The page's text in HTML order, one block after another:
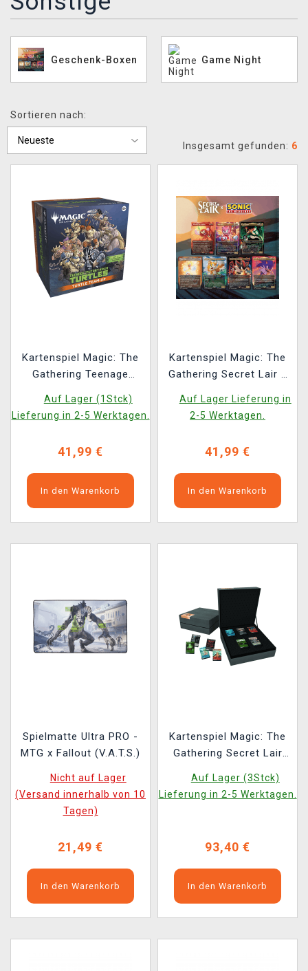
XZONE CLUB
Geschenk-Boxen Game Night
Sortieren nach:
Insgesamt gefunden: 6
Kartenspiel Magic: The
Gathering Teenage
Turtle Team-Up
(ENGLISCHE VERSION)
Auf Lager (1Stck)
Lieferung in 2-5 Werktagen.
41,99 €
In den Warenkorb
Kartenspiel Magic: The
Gathering Secret Lair x
(ENGLISCHE VERSION)
Auf Lager Lieferung in
2-5 Werktagen.
41,99 €
In den Warenkorb
Spielmatte Ultra PRO -
MTG x Fallout (V.A.T.S.)
Nicht auf Lager
(Versand innerhalb von 10
Tagen)
21,49 €
In den Warenkorb
Kartenspiel Magic: The
Gathering Secret Lair
Graue Box (ENGLISCHE
VERSION)
Auf Lager (3Stck)
Lieferung in 2-5 Werktagen.
93,40 €
In den Warenkorb